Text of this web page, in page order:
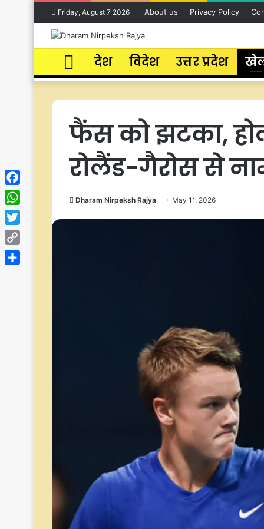
Friday, August 7 2026 About us Privacy Policy
Home
देश विदेश उत्तर प्रदेश
फैंस को झटका,
रोलैंड-गैरोस से
Dharam Nirpeksh Rajya May 11, 2026
Facebook
WhatsApp
Twitter
Copy
Link